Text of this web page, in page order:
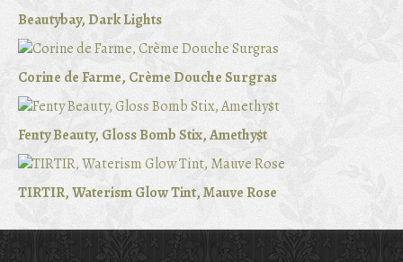
Beautybay, Dark Lights
Corine de Farme, Crème Douche Surgras
Fenty Beauty, Gloss Bomb Stix, Amethy$t
TIRTIR, Waterism Glow Tint, Mauve Rose